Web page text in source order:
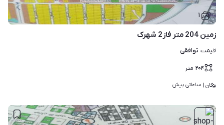
۱
زمین 204 متر فاز2 شهرک
قیمت توافقی
۲۰۴ متر
بوکان | ساعاتی پیش